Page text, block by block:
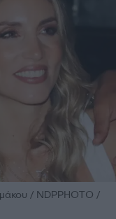
/ NDPPHOTO /